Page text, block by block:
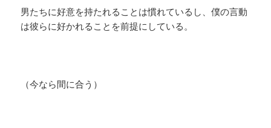
男たちに好意を持たれることは慣れているし、僕の言動
は彼らに好かれることを前提にしている。
（今なら間に合う）